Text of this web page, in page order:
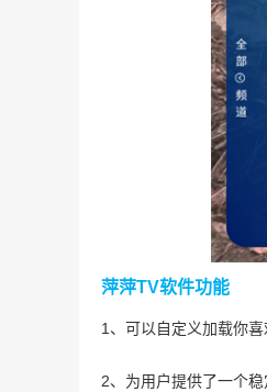
萍萍TV软件功能
1、可以自定义加载你
2、为用户提供了一个